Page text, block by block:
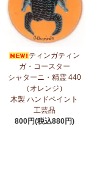
荷！大人気のティ
ップ！
ド～アッサム種タ
ナッツ＜素焼き＞
まろやかな甘み～
ンザニアより新入
色』
ティンガティン
ガ・コースター
シャターニ・精霊 440
（オレンジ）
木製 ハンドペイント
工芸品
800円(税込880円)